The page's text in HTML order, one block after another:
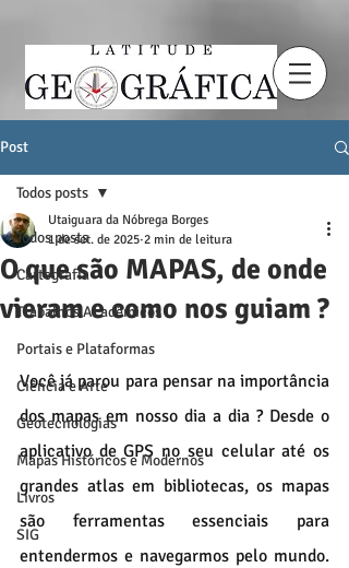
Post
Todos posts
Cartografia
Trabalhos Acadêmicos
Portais e Plataformas
Ciência e Arte
Geotecnologias
Mapas Históricos e Modernos
Livros
SIG
Todos posts
O que são MAPAS, de onde
vieram e como nos guiam ?
Utaiguara da Nóbrega Borges
1 de set. de 2025 2 min de leitura
Você já parou para pensar na importância
dos mapas em nosso dia a dia ? Desde o
aplicativo de GPS no seu celular até os
grandes atlas em bibliotecas, os mapas
são ferramentas essenciais para
entendermos e navegarmos pelo mundo.